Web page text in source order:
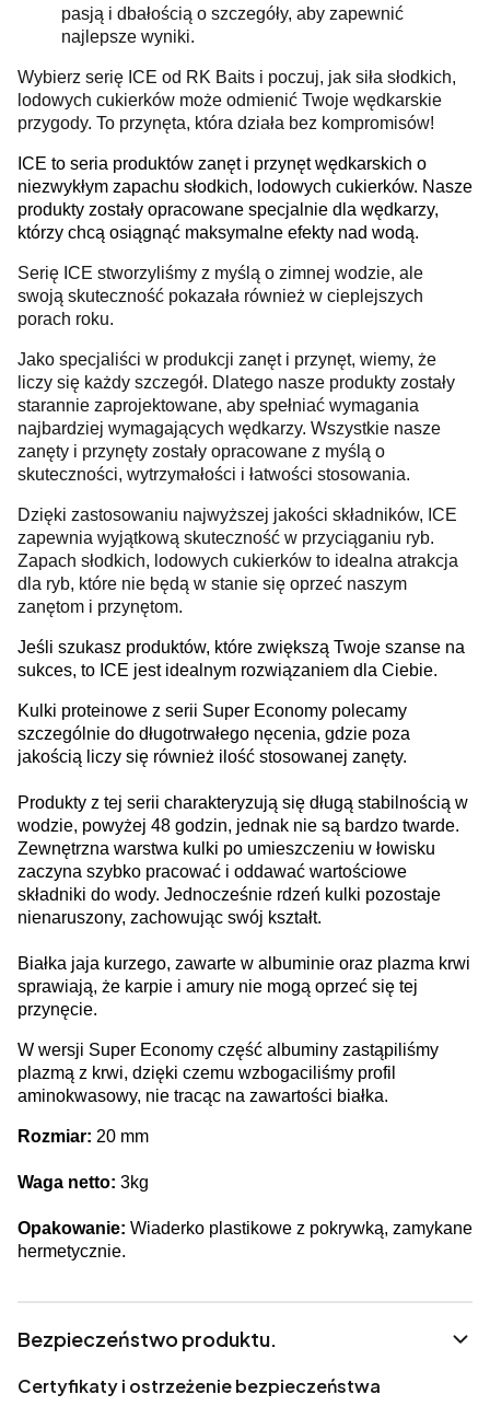
pasją i dbałością o szczegóły, aby zapewnić
najlepsze wyniki.
Wybierz serię ICE od RK Baits i poczuj, jak siła słodkich,
lodowych cukierków może odmienić Twoje wędkarskie
przygody. To przynęta, która działa bez kompromisów!
ICE to seria produktów zanęt i przynęt wędkarskich o
niezwykłym zapachu słodkich, lodowych cukierków. Nasze
produkty zostały opracowane specjalnie dla wędkarzy,
którzy chcą osiągnąć maksymalne efekty nad wodą.
Serię ICE stworzyliśmy z myślą o zimnej wodzie, ale
swoją skuteczność pokazała również w cieplejszych
porach roku.
Jako specjaliści w produkcji zanęt i przynęt, wiemy, że
liczy się każdy szczegół. Dlatego nasze produkty zostały
starannie zaprojektowane, aby spełniać wymagania
najbardziej wymagających wędkarzy. Wszystkie nasze
zanęty i przynęty zostały opracowane z myślą o
skuteczności, wytrzymałości i łatwości stosowania.
Dzięki zastosowaniu najwyższej jakości składników, ICE
zapewnia wyjątkową skuteczność w przyciąganiu ryb.
Zapach słodkich, lodowych cukierków to idealna atrakcja
dla ryb, które nie będą w stanie się oprzeć naszym
zanętom i przynętom.
Jeśli szukasz produktów, które zwiększą Twoje szanse na
sukces, to ICE jest idealnym rozwiązaniem dla Ciebie.
Kulki proteinowe z serii Super Economy polecamy
szczególnie do długotrwałego nęcenia, gdzie poza
jakością liczy się również ilość stosowanej zanęty.
Produkty z tej serii charakteryzują się długą stabilnością w
wodzie, powyżej 48 godzin, jednak nie są bardzo twarde.
Zewnętrzna warstwa kulki po umieszczeniu w łowisku
zaczyna szybko pracować i oddawać wartościowe
składniki do wody. Jednocześnie rdzeń kulki pozostaje
nienaruszony, zachowując swój kształt.
Białka jaja kurzego, zawarte w albuminie oraz plazma krwi
sprawiają, że karpie i amury nie mogą oprzeć się tej
przynęcie.
W wersji Super Economy część albuminy zastąpiliśmy
plazmą z krwi, dzięki czemu wzbogaciliśmy profil
aminokwasowy, nie tracąc na zawartości białka.
Rozmiar: 20 mm
Waga netto: 3kg
Opakowanie: Wiaderko plastikowe z pokrywką, zamykane
hermetycznie.
Bezpieczeństwo produktu.
Certyfikaty i ostrzeżenie bezpieczeństwa